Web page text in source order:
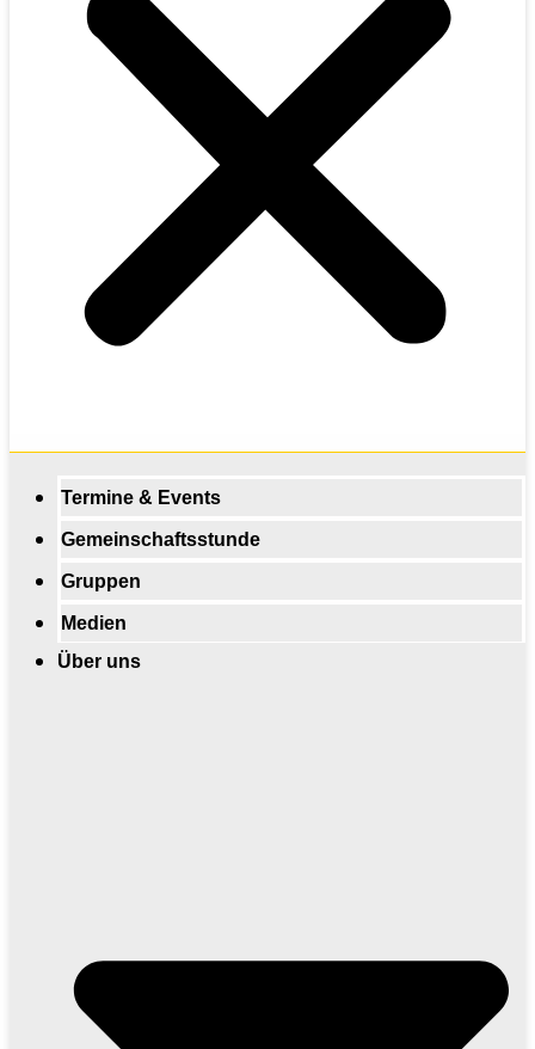
Termine & Events
Gemeinschaftsstunde
Gruppen
Medien
Über uns